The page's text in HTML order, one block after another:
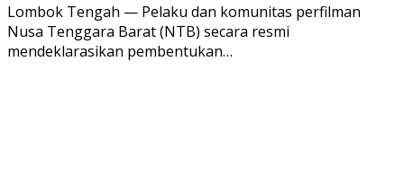
Lombok Tengah — Pelaku dan komunitas perfilman
Nusa Tenggara Barat (NTB) secara resmi
mendeklarasikan pembentukan…